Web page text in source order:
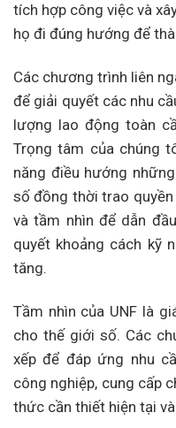
tích hợp công việc và
họ đi đúng hướng để
Các chương trình liên
để giải quyết các nhu
lượng lao động toàn
Trọng tâm của chúng
năng điều hướng
số đồng thời trao
và tầm nhìn để dẫn
quyết khoảng cách kỹ
tăng.
Tầm nhìn của UNF là
cho thế giới số. Các
xếp để đáp ứng nhu
công nghiệp, cung cấp
​​thức cần thiết hiện tại